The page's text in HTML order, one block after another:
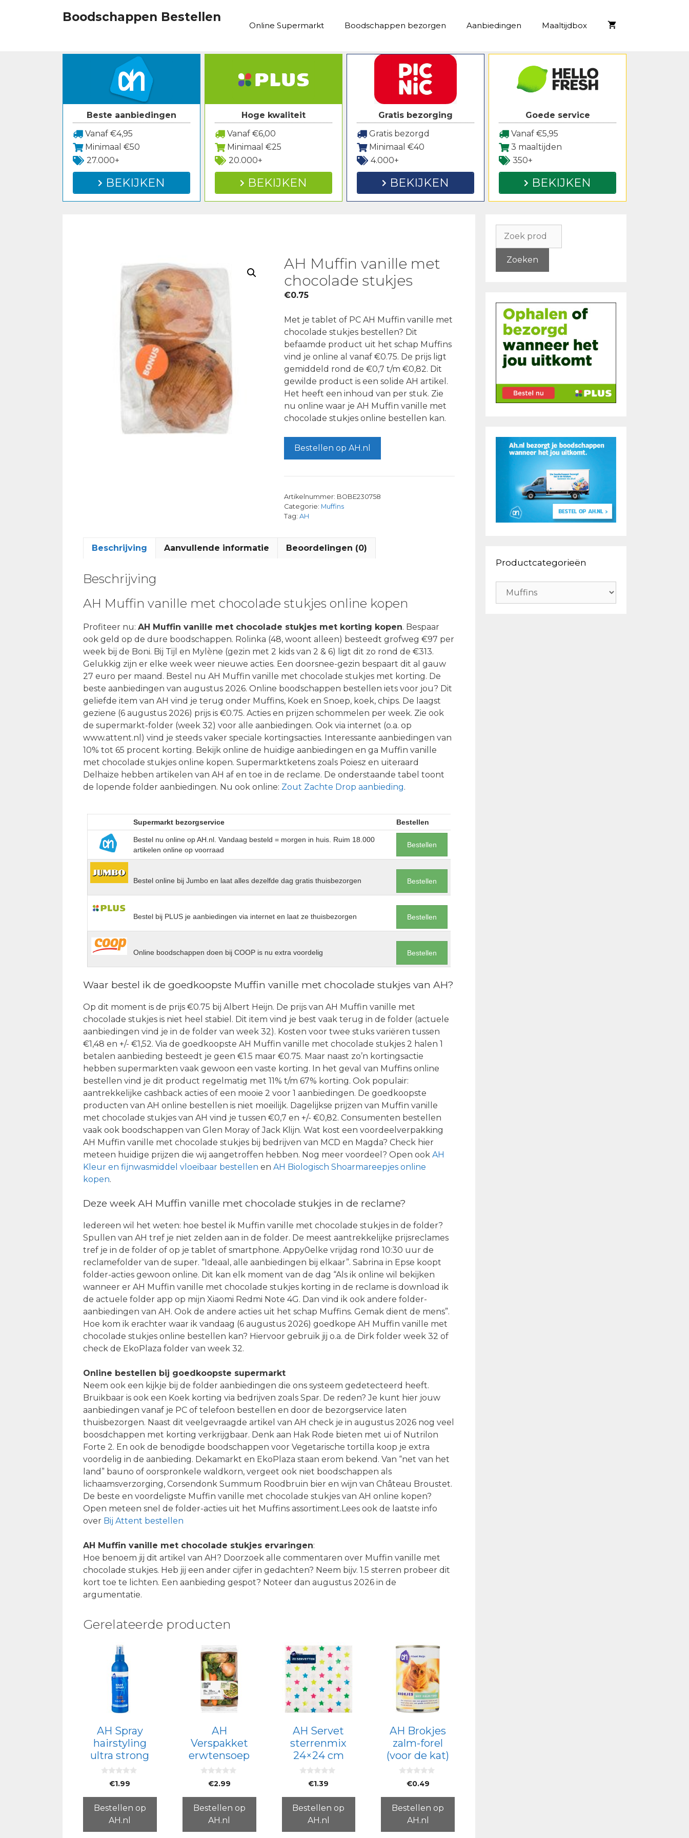
Boodschappen Bestellen
Online Supermarkt Boodschappen bezorgen Aanbiedingen Maaltijdbox
Beste aanbiedingen
Vanaf €4,95
Minimaal €50
27.000+
BEKIJKEN
Hoge kwaliteit
Vanaf €6,00
Minimaal €25
20.000+
BEKIJKEN
Gratis bezorging
Gratis bezorgd
Minimaal €40
4.000+
BEKIJKEN
Goede service
Vanaf €5,95
3 maaltijden
350+
BEKIJKEN
AH Muffin vanille met
chocolade stukjes
€0.75
Met je tablet of PC AH Muffin vanille met
chocolade stukjes bestellen? Dit
befaamde product uit het schap Muffins
vind je online al vanaf €0.75. De prijs ligt
gemiddeld rond de €0,7 t/m €0,82. Dit
gewilde product is een solide AH artikel.
Het heeft een inhoud van per stuk. Zie
nu online waar je AH Muffin vanille met
chocolade stukjes online bestellen kan.
Bestellen op AH.nl
Artikelnummer: BOBE230758
Categorie: Muffins
Tag: AH
Beschrijving Aanvullende informatie Beoordelingen (0)
Beschrijving
AH Muffin vanille met chocolade stukjes online kopen
Profiteer nu: AH Muffin vanille met chocolade stukjes met korting kopen. Bespaar
ook geld op de dure boodschappen. Rolinka (48, woont alleen) besteedt grofweg €97 per
week bij de Boni. Bij Tijl en Mylène (gezin met 2 kids van 2 & 6) ligt dit zo rond de €313.
Gelukkig zijn er elke week weer nieuwe acties. Een doorsnee-gezin bespaart dit al gauw
27 euro per maand. Bestel nu AH Muffin vanille met chocolade stukjes met korting. De
beste aanbiedingen van augustus 2026. Online boodschappen bestellen iets voor jou? Dit
geliefde item van AH vind je terug onder Muffins, Koek en Snoep, koek, chips. De laagst
geziene (6 augustus 2026) prijs is €0.75. Acties en prijzen schommelen per week. Zie ook
de supermarkt-folder (week 32) voor alle aanbiedingen. Ook via internet (o.a. op
www.attent.nl) vind je steeds vaker speciale kortingsacties. Interessante aanbiedingen van
10% tot 65 procent korting. Bekijk online de huidige aanbiedingen en ga Muffin vanille
met chocolade stukjes online kopen. Supermarktketens zoals Poiesz en uiteraard
Delhaize hebben artikelen van AH af en toe in de reclame. De onderstaande tabel toont
de lopende folder aanbiedingen. Nu ook online: Zout Zachte Drop aanbieding.
Supermarkt bezorgservice Bestellen
Bestel nu online op AH.nl. Vandaag besteld = morgen in huis. Ruim 18.000
artikelen online op voorraad
Bestellen
Bestel online bij Jumbo en laat alles dezelfde dag gratis thuisbezorgen Bestellen
Bestel bij PLUS je aanbiedingen via internet en laat ze thuisbezorgen Bestellen
Online boodschappen doen bij COOP is nu extra voordelig Bestellen
Waar bestel ik de goedkoopste Muffin vanille met chocolade stukjes van AH?
Op dit moment is de prijs €0.75 bij Albert Heijn. De prijs van AH Muffin vanille met
chocolade stukjes is niet heel stabiel. Dit item vind je best vaak terug in de folder (actuele
aanbiedingen vind je in de folder van week 32). Kosten voor twee stuks variëren tussen
€1,48 en +/- €1,52. Via de goedkoopste AH Muffin vanille met chocolade stukjes 2 halen 1
betalen aanbieding besteedt je geen €1.5 maar €0.75. Maar naast zo’n kortingsactie
hebben supermarkten vaak gewoon een vaste korting. In het geval van Muffins online
bestellen vind je dit product regelmatig met 11% t/m 67% korting. Ook populair:
aantrekkelijke cashback acties of een mooie 2 voor 1 aanbiedingen. De goedkoopste
producten van AH online bestellen is niet moeilijk. Dagelijkse prijzen van Muffin vanille
met chocolade stukjes van AH vind je tussen €0,7 en +/- €0,82. Consumenten bestellen
vaak ook boodschappen van Glen Moray of Jack Klijn. Wat kost een voordeelverpakking
AH Muffin vanille met chocolade stukjes bij bedrijven van MCD en Magda? Check hier
meteen huidige prijzen die wij aangetroffen hebben. Nog meer voordeel? Open ook AH
Kleur en fijnwasmiddel vloeibaar bestellen en AH Biologisch Shoarmareepjes online
kopen.
Deze week AH Muffin vanille met chocolade stukjes in de reclame?
Iedereen wil het weten: hoe bestel ik Muffin vanille met chocolade stukjes in de folder?
Spullen van AH tref je niet zelden aan in de folder. De meest aantrekkelijke prijsreclames
tref je in de folder of op je tablet of smartphone. Appy0elke vrijdag rond 10:30 uur de
reclamefolder van de super. “Ideaal, alle aanbiedingen bij elkaar”. Sabrina in Epse koopt
folder-acties gewoon online. Dit kan elk moment van de dag “Als ik online wil bekijken
wanneer er AH Muffin vanille met chocolade stukjes korting in de reclame is download ik
de actuele folder app op mijn Xiaomi Redmi Note 4G. Dan vind ik ook andere folder-
aanbiedingen van AH. Ook de andere acties uit het schap Muffins. Gemak dient de mens”.
Hoe kom ik erachter waar ik vandaag (6 augustus 2026) goedkope AH Muffin vanille met
chocolade stukjes online bestellen kan? Hiervoor gebruik jij o.a. de Dirk folder week 32 of
check de EkoPlaza folder van week 32.
Online bestellen bij goedkoopste supermarkt
Neem ook een kijkje bij de folder aanbiedingen die ons systeem gedetecteerd heeft.
Bruikbaar is ook een Koek korting via bedrijven zoals Spar. De reden? Je kunt hier jouw
aanbiedingen vanaf je PC of telefoon bestellen en door de bezorgservice laten
thuisbezorgen. Naast dit veelgevraagde artikel van AH check je in augustus 2026 nog veel
boosdchappen met korting verkrijgbaar. Denk aan Hak Rode bieten met ui of Nutrilon
Forte 2. En ook de benodigde boodschappen voor Vegetarische tortilla koop je extra
voordelig in de aanbieding. Dekamarkt en EkoPlaza staan erom bekend. Van “net van het
land” bauno of oorspronkele waldkorn, vergeet ook niet boodschappen als
lichaamsverzorging, Corsendonk Summum Roodbruin bier en wijn van Château Broustet.
De beste en voordeligste Muffin vanille met chocolade stukjes van AH online kopen?
Open meteen snel de folder-acties uit het Muffins assortiment.Lees ook de laatste info
over Bij Attent bestellen
AH Muffin vanille met chocolade stukjes ervaringen:
Hoe benoem jij dit artikel van AH? Doorzoek alle commentaren over Muffin vanille met
chocolade stukjes. Heb jij een ander cijfer in gedachten? Neem bijv. 1.5 sterren probeer dit
kort toe te lichten. Een aanbieding gespot? Noteer dan augustus 2026 in de
argumentatie.
Gerelateerde producten
AH Spray
hairstyling
ultra strong
5
€1.99
Bestellen op
AH.nl
AH
Verspakket
erwtensoep
5
€2.99
Bestellen op
AH.nl
AH Servet
sterrenmix
24×24 cm
5
€1.39
Bestellen op
AH.nl
AH Brokjes
zalm-forel
(voor de kat)
5
€0.49
Bestellen op
AH.nl
naar:
Zoeken
Productcategorieën